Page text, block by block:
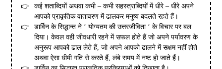
कई शताब्दियों अथवा कभी – कभी सहस्त्राब्दियों में धीरे – धीरे अपने
आपको प्राकृतिक वातावरण में ढालकर मनुष्य बदलते रहते हैं।
डार्विन के सिद्धान्त ने ‘ योग्यतम की उत्तरजीविता ‘ के विचार पर बल
दिया। केवल वही जीवधारी रहने में सफल होते हैं जो अपने पर्यावरण के
अनुरूप आपको ढाल लेते हैं, जो अपने आपको ढालने में सक्षम नहीं होते
अथवा ऐसा धीमी गति से करते हैं, लंबे समय में नष्ट हो जाते हैं।